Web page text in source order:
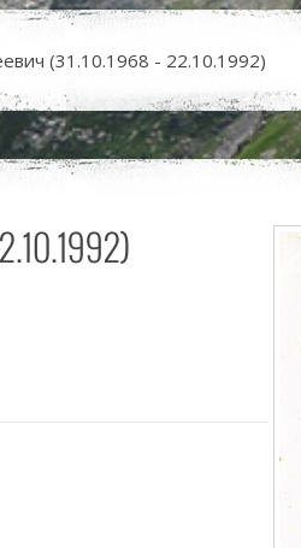
(31.10.1968 - 22.10.1992)